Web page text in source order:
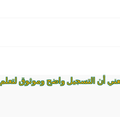
أن التسجيل واضح وموثوق